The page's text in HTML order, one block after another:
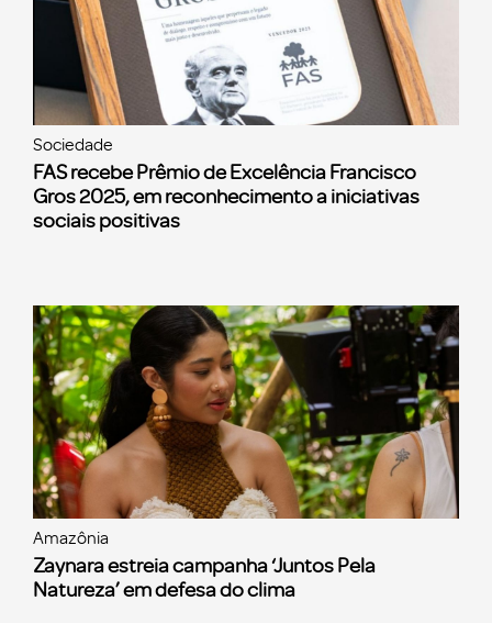
Sociedade
FAS recebe Prêmio de Excelência Francisco
Gros 2025, em reconhecimento a iniciativas
sociais positivas
Amazônia
Zaynara estreia campanha ‘Juntos Pela
Natureza’ em defesa do clima